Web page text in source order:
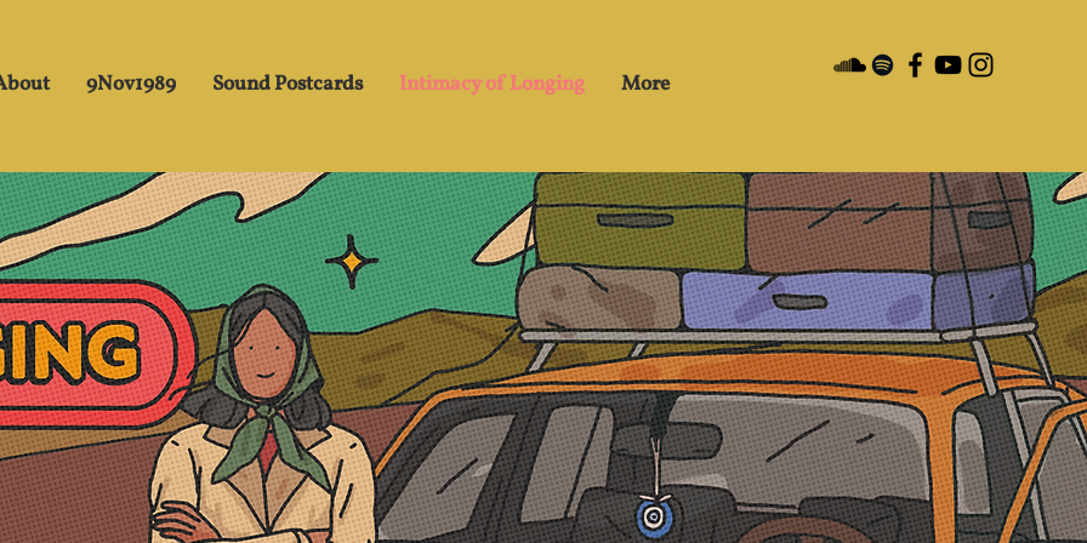
9Nov1989 Sound Postcards Intimacy of Longing More